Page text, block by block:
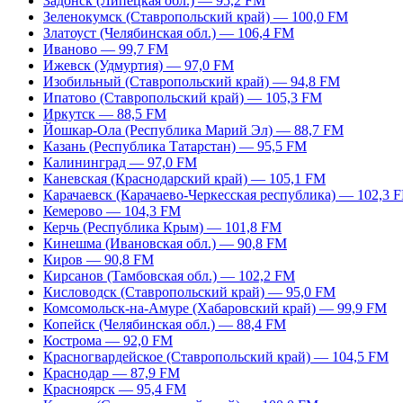
Зеленокумск (Ставропольский край) — 100,0 FM
Златоуст (Челябинская обл.) — 106,4 FM
Иваново — 99,7 FM
Ижевск (Удмуртия) — 97,0 FM
Изобильный (Ставропольский край) — 94,8 FM
Ипатово (Ставропольский край) — 105,3 FM
Иркутск — 88,5 FM
Йошкар-Ола (Республика Марий Эл) — 88,7 FM
Казань (Республика Татарстан) — 95,5 FM
Калининград — 97,0 FM
Каневская (Краснодарский край) — 105,1 FM
Карачаевск (Карачаево-Черкесская республика) — 102,3
Кемерово — 104,3 FM
Керчь (Республика Крым) — 101,8 FM
Кинешма (Ивановская обл.) — 90,8 FM
Киров — 90,8 FM
Кирсанов (Тамбовская обл.) — 102,2 FM
Кисловодск (Ставропольский край) — 95,0 FM
Комсомольск-на-Амуре (Хабаровский край) — 99,9 FM
Копейск (Челябинская обл.) — 88,4 FM
Кострома — 92,0 FM
Красногвардейское (Ставропольский край) — 104,5 FM
Краснодар — 87,9 FM
Красноярск — 95,4 FM